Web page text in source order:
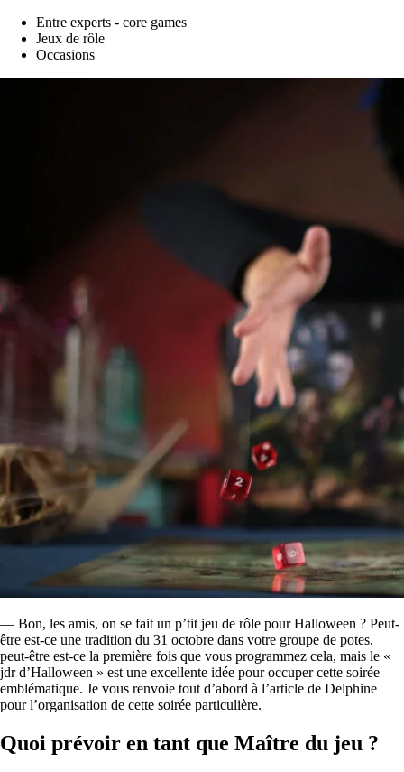
Entre experts - core games
Jeux de rôle
Occasions
— Bon, les amis, on se fait un p’tit jeu de rôle pour Halloween ? Peut-
être est-ce une tradition du 31 octobre dans votre groupe de potes,
peut-être est-ce la première fois que vous programmez cela, mais le «
jdr d’Halloween » est une excellente idée pour occuper cette soirée
emblématique. Je vous renvoie tout d’abord à l’article de Delphine
pour l’organisation de cette soirée particulière.
Quoi prévoir en tant que Maître du jeu ?